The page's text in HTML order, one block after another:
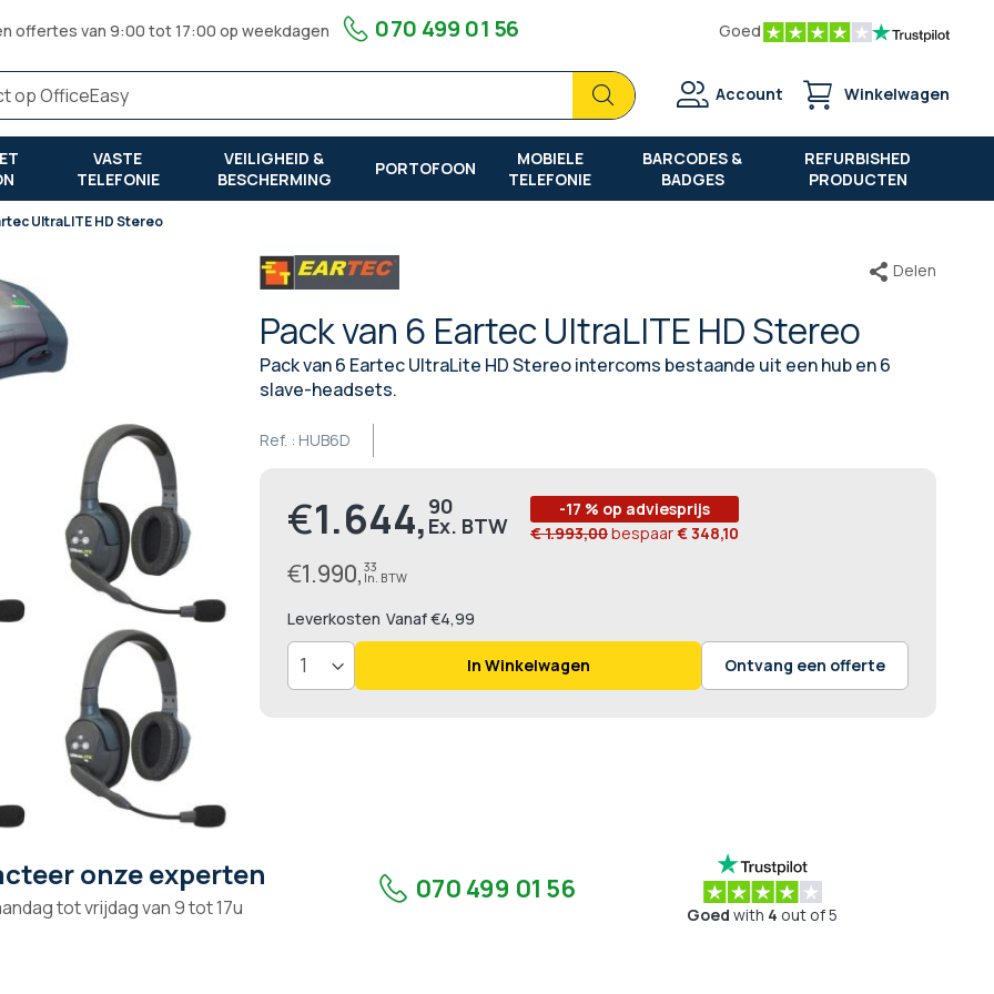
offertes van 9:00 tot 17:00 op weekdagen 070 499 01 56 Goed
Zoek
Zoek
Account Winkelwagen
VASTE
TELEFONIE
VEILIGHEID &
BESCHERMING
PORTOFOON
MOBIELE
TELEFONIE
BARCODES &
BADGES
REFURBISHED
PRODUCTEN
UltraLITE HD Stereo
Pack van 6 Eartec UltraLITE HD Stereo
Pack van 6 Eartec UltraLite HD Stereo intercoms bestaande uit een hub en 6
slave-headsets.
Ref. : HUB6D
Delen
Leverkosten Vanaf €4,99
€1.644, 90
€1.990, 33
-17 % op adviesprijs
€ 1.993,00bespaar€ 348,10
In Winkelwagen Ontvang een offerte
onze experten
tot vrijdag van 9 tot 17u
070 499 01 56
Goed with 4 out of 5